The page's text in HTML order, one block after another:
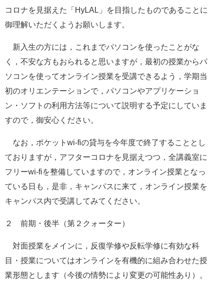
コロナを見据えた「HyLAL」を目指したものであることに
御理解いただくようお願いします。
新入生の方には，これまでパソコンを使ったことがな
く，不安な方もおられると思いますが，最初の授業からパ
ソコンを使ってオンライン授業を受講できるよう，学期当
初のオリエンテーションで，パソコンやアプリケーショ
ン・ソフトの利用方法等について説明する予定にしていま
すので，御安心ください。
なお，ポケットwi-fiの貸与を今年度で終了することとし
ておりますが，アフターコロナを見据えつつ，全講義室に
フリーwi-fiを整備していますので，オンライン授業となっ
ている日も，是非，キャンパスに来て，オンライン授業を
キャンパス内で受講してみてください。
２ 前期・後半（第２クォーター）
対面授業をメインに，反復学修や反転学修に有効な科
目・授業についてはオンラインを有機的に組み合わせた授
業形態とします（今後の情勢により変更の可能性あり）。